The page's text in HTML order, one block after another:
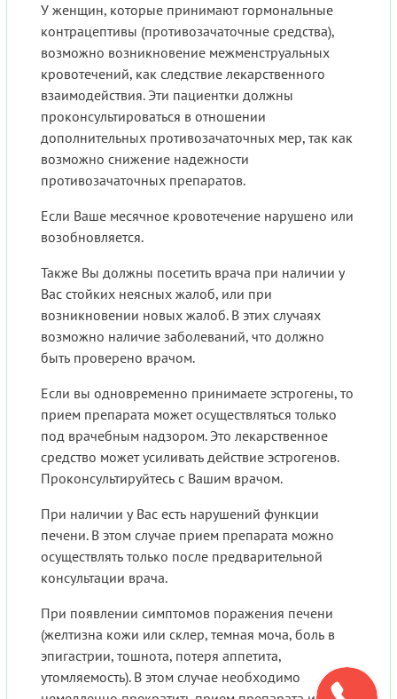
У женщин, которые принимают гормональные
контрацептивы (противозачаточные средства),
возможно возникновение межменструальных
кровотечений, как следствие лекарственного
взаимодействия. Эти пациентки должны
проконсультироваться в отношении
дополнительных противозачаточных мер, так как
возможно снижение надежности
противозачаточных препаратов.
Если Ваше месячное кровотечение нарушено или
возобновляется.
Также Вы должны посетить врача при наличии у
Вас стойких неясных жалоб, или при
возникновении новых жалоб. В этих случаях
возможно наличие заболеваний, что должно
быть проверено врачом.
Если вы одновременно принимаете эстрогены, то
прием препарата может осуществляться только
под врачебным надзором. Это лекарственное
средство может усиливать действие эстрогенов.
Проконсультируйтесь с Вашим врачом.
При наличии у Вас есть нарушений функции
печени. В этом случае прием препарата можно
осуществлять только после предварительной
консультации врача.
При появлении симптомов поражения печени
(желтизна кожи или склер, темная моча, боль в
эпигастрии, тошнота, потеря аппетита,
утомляемость). В этом случае необходимо